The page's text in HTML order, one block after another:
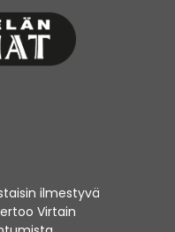
ilmestyvä
Virtain